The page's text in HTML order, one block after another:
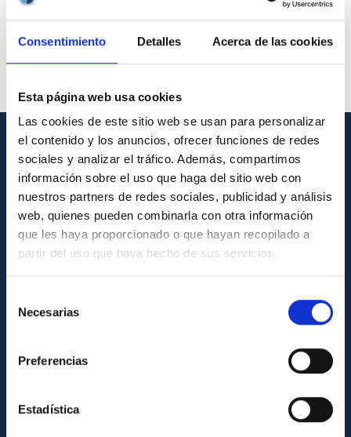
Consentimiento Detalles Acerca de las cookies
Esta página web usa cookies
Las cookies de este sitio web se usan para personalizar
el contenido y los anuncios, ofrecer funciones de redes
sociales y analizar el tráfico. Además, compartimos
información sobre el uso que haga del sitio web con
nuestros partners de redes sociales, publicidad y análisis
web, quienes pueden combinarla con otra información
que les haya proporcionado o que hayan recopilado a
partir del uso que haya hecho de sus servicios.
Necesarias
Preferencias
Estadística
INFORMACIÓN GENERAL
Contacto
Cómo llegar al IAC
Directorio de personal
Biblioteca